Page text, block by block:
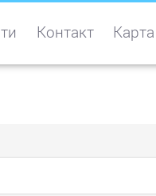
Контакт